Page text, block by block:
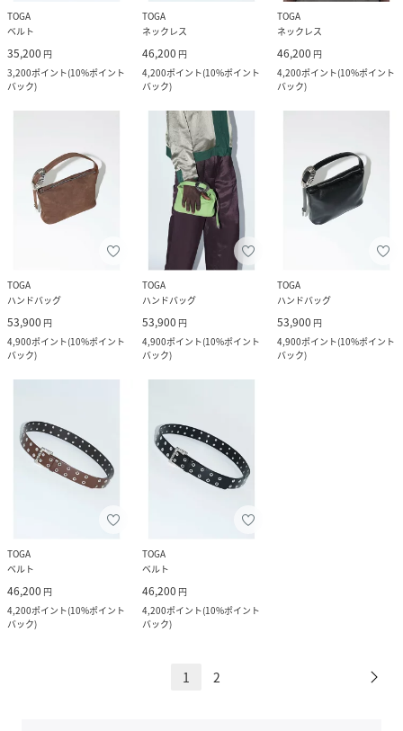
TOGA
ベルト
35,200 円
3,200ポイント(10%ポイント
バック)
TOGA
ネックレス
46,200 円
4,200ポイント(10%ポイント
バック)
TOGA
ネックレス
46,200 円
4,200ポイント(10%ポイント
バック)
TOGA
ハンドバッグ
53,900 円
4,900ポイント(10%ポイント
バック)
TOGA
ハンドバッグ
53,900 円
4,900ポイント(10%ポイント
バック)
TOGA
ハンドバッグ
53,900 円
4,900ポイント(10%ポイント
バック)
TOGA
ベルト
46,200 円
4,200ポイント(10%ポイント
バック)
TOGA
ベルト
46,200 円
4,200ポイント(10%ポイント
バック)
1 2